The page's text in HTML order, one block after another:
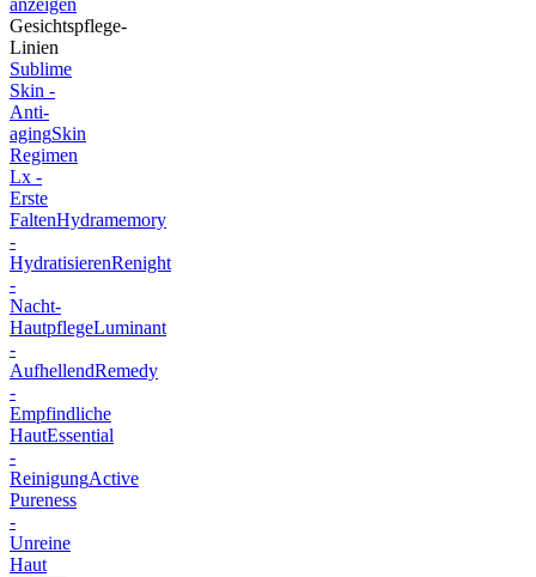
anzeigen
Gesichtspflege-
Linien
Sublime
Skin -
Anti-
agingSkin
Regimen
Lx -
Erste
FaltenHydramemory
-
HydratisierenRenight
-
Nacht-
HautpflegeLuminant
-
AufhellendRemedy
-
Empfindliche
HautEssential
-
ReinigungActive
Pureness
-
Unreine
Haut